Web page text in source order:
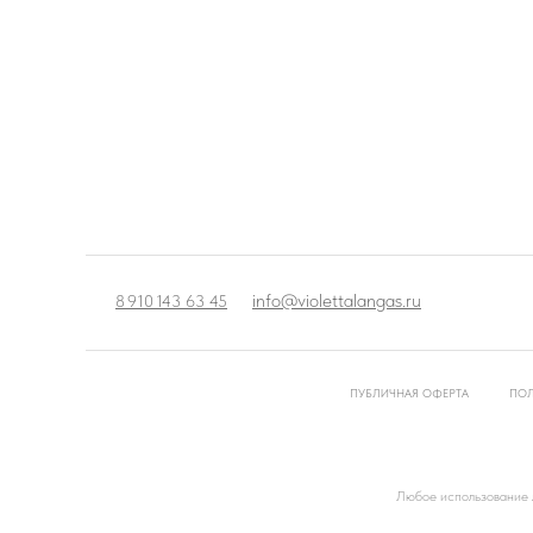
8 910 143 63 45 info@violettalangas.ru
ПУБЛИЧНАЯ ОФЕРТА
Любое использование